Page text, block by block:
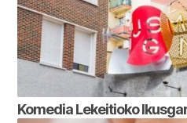
Komedia Lekeitioko